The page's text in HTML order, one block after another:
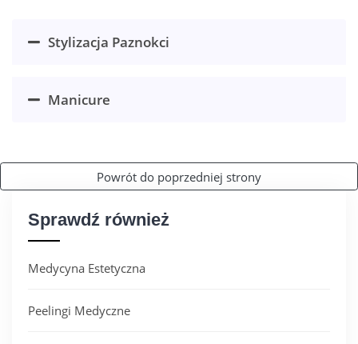
GALERIA
Stylizacja Paznokci
Manicure
Powrót do poprzedniej strony
Sprawdź również
Medycyna Estetyczna
Peelingi Medyczne